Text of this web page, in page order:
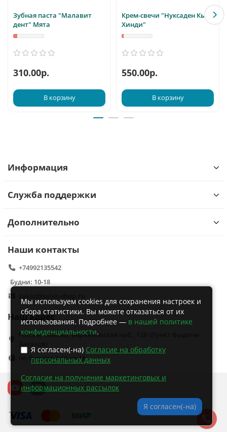
Зубная паста "Малавит
дент" Мята
310.00р.
В корзину
Крем-свечи "Нуксаден Кыст
Хинди"
550.00р.
В корзину
Информация
Служба поддержки
Дополнительно
Наши контакты
+74992135542
Будни: 10-18
Наш адрес
Россия, Москва, Бережковская наб., 12Б (Пункт Выдачи
по будням, с 10 до 18
Мы используем cookies для сохранения настроек и
сбора статистики. Вы можете отказаться от их
использования. Подробнее — в нашей политике
конфиденциальности.
Я согласен(-на) Согласие на обработку
персональных данных
Согласие на получение маркетинговых и
информационных рассылок
Я согласен(-на)